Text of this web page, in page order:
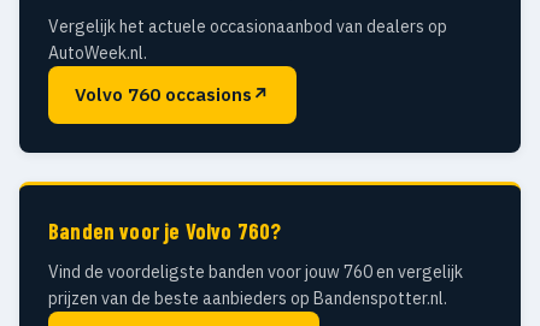
Vergelijk het actuele occasionaanbod van dealers op
AutoWeek.nl.
Volvo 760 occasions ↗
Banden voor je Volvo 760?
Vind de voordeligste banden voor jouw 760 en vergelijk
prijzen van de beste aanbieders op Bandenspotter.nl.